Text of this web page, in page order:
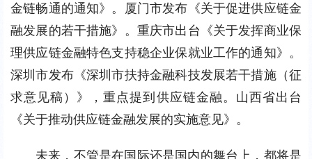
金链畅通的通知》。厦门市发布《关于促进供应链金
融发展的若干措施》。重庆市出台《关于发挥商业保
理供应链金融特色支持稳企业保就业工作的通知》。
深圳市发布《深圳市扶持金融科技发展若干措施（征
求意见稿）》，重点提到供应链金融。山西省出台
《关于推动供应链金融发展的实施意见》。
未来，不管是在国际还是国内的舞台上，都将是